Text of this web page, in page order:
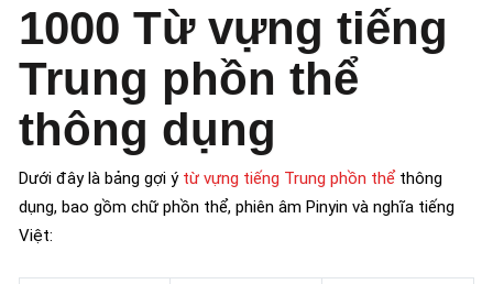
1000 Từ vựng tiếng
Trung phồn thể
thông dụng
Dưới đây là bảng gợi ý từ vựng tiếng Trung phồn thểthông
dụng, bao gồm chữ phồn thể, phiên âm Pinyin và nghĩa tiếng
Việt: